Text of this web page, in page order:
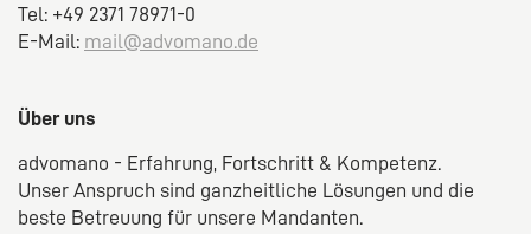
Tel: +49 2371 78971-0
E-Mail: mail@advomano.de
Über uns
advomano - Erfahrung, Fortschritt & Kompetenz.
Unser Anspruch sind ganzheitliche Lösungen und die
beste Betreuung für unsere Mandanten.